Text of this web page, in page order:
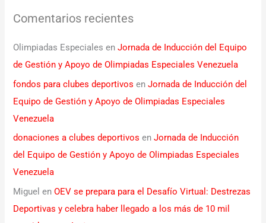
Comentarios recientes
Olimpiadas Especiales enJornada de Inducción del Equipo
de Gestión y Apoyo de Olimpiadas Especiales Venezuela
fondos para clubes deportivos enJornada de Inducción del
Equipo de Gestión y Apoyo de Olimpiadas Especiales
Venezuela
donaciones a clubes deportivos enJornada de Inducción
del Equipo de Gestión y Apoyo de Olimpiadas Especiales
Venezuela
Miguel enOEV se prepara para el Desafío Virtual: Destrezas
Deportivas y celebra haber llegado a los más de 10 mil